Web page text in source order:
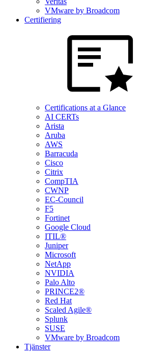
VMware by Broadcom
Certifiering
Certifications at a Glance
AI CERTs
Arista
Aruba
AWS
Barracuda
Cisco
Citrix
CompTIA
CWNP
EC-Council
F5
Fortinet
Google Cloud
ITIL®
Juniper
Microsoft
NetApp
NVIDIA
Palo Alto
PRINCE2®
Red Hat
Scaled Agile®
Splunk
SUSE
VMware by Broadcom
Tjänster